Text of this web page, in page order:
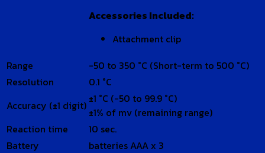
Accessories Included:
Attachment clip
Range
-50 to 350 °C (Short-term to 500 °C)
Resolution
0.1 °C
Accuracy (±1 digit) ±1 °C (-50 to 99.9 °C)
±1% of mv (remaining range)
Reaction time
10 sec.
Battery
batteries AAA x 3